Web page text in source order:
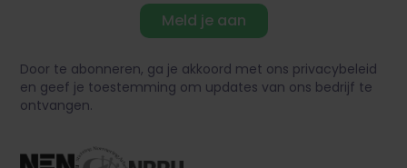
Meld je aan
Door te abonneren, ga je akkoord met ons privacybeleid
en geef je toestemming om updates van ons bedrijf te
ontvangen.